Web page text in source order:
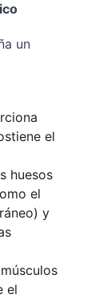
un
el
huesos
el
y
el